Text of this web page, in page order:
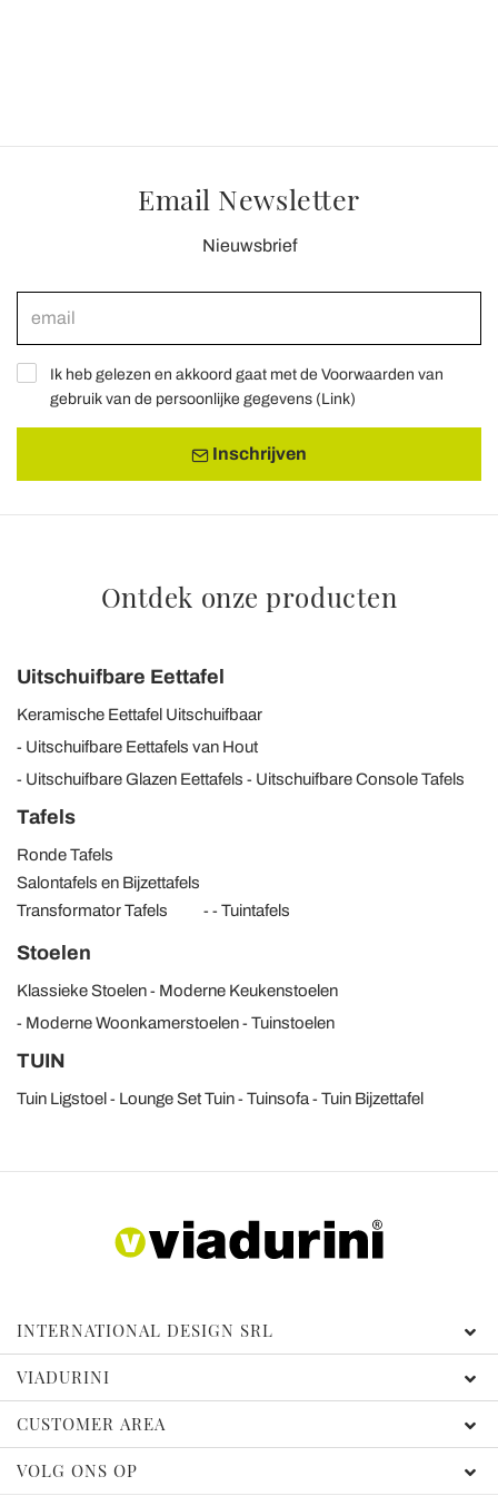
Email Newsletter
Nieuwsbrief
Ik heb gelezen en akkoord gaat met de Voorwaarden van
gebruik van de persoonlijke gegevens (Link)
Inschrijven
Ontdek onze producten
Uitschuifbare Eettafel
Keramische Eettafel Uitschuifbaar
Uitschuifbare Eettafels van Hout
Uitschuifbare Glazen Eettafels
Uitschuifbare Console Tafels
Tafels
Ronde Tafels
Salontafels en Bijzettafels
Transformator Tafels
Tuintafels
Stoelen
Klassieke Stoelen
Moderne Keukenstoelen
Moderne Woonkamerstoelen
Tuinstoelen
TUIN
Tuin Ligstoel Lounge Set Tuin Tuinsofa Tuin Bijzettafel
INTERNATIONAL DESIGN SRL
VIADURINI
CUSTOMER AREA
VOLG ONS OP